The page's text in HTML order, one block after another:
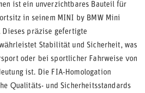
ist ein unverzichtbares Bauteil für
in seinem MINI by BMW Mini
präzise gefertigte
Stabilität und Sicherheit, was
oder bei sportlicher Fahrweise von
ist. Die FIA-Homologation
Qualitäts- und Sicherheitsstandards